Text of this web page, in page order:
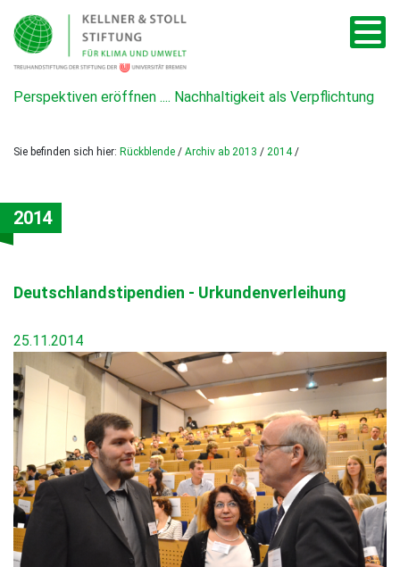
Perspektiven eröffnen .... Nachhaltigkeit als Verpflichtung
Sie befinden sich hier: Rückblende / Archiv ab 2013 / 2014/
2014
Deutschlandstipendien - Urkundenverleihung
25.11.2014